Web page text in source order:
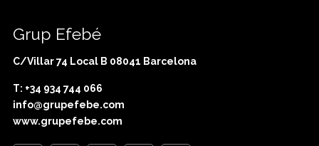
Grup Efebé
C/Villar 74 Local B 08041 Barcelona
T: +34 934 744 066
info@grupefebe.com
www.grupefebe.com